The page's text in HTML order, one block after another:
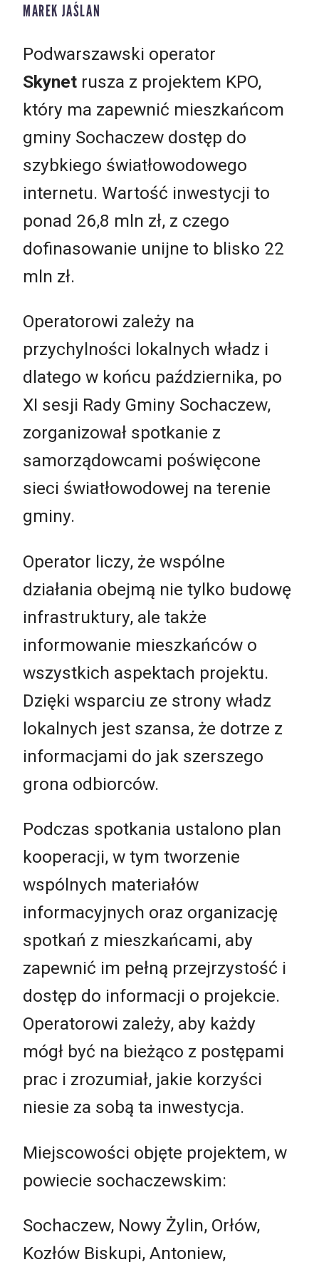
MAREK JAŚLAN
Podwarszawski operator
Skynet rusza z projektem KPO,
który ma zapewnić mieszkańcom
gminy Sochaczew dostęp do
szybkiego światłowodowego
internetu. Wartość inwestycji to
ponad 26,8 mln zł, z czego
dofinasowanie unijne to blisko 22
mln zł.
Operatorowi zależy na
przychylności lokalnych władz i
dlatego w końcu października, po
XI sesji Rady Gminy Sochaczew,
zorganizował spotkanie z
samorządowcami poświęcone
sieci światłowodowej na terenie
gminy.
Operator liczy, że wspólne
działania obejmą nie tylko budowę
infrastruktury, ale także
informowanie mieszkańców o
wszystkich aspektach projektu.
Dzięki wsparciu ze strony władz
lokalnych jest szansa, że dotrze z
informacjami do jak szerszego
grona odbiorców.
Podczas spotkania ustalono plan
kooperacji, w tym tworzenie
wspólnych materiałów
informacyjnych oraz organizację
spotkań z mieszkańcami, aby
zapewnić im pełną przejrzystość i
dostęp do informacji o projekcie.
Operatorowi zależy, aby każdy
mógł być na bieżąco z postępami
prac i zrozumiał, jakie korzyści
niesie za sobą ta inwestycja.
Miejscowości objęte projektem, w
powiecie sochaczewskim:
Sochaczew, Nowy Żylin, Orłów,
Kozłów Biskupi, Antoniew,